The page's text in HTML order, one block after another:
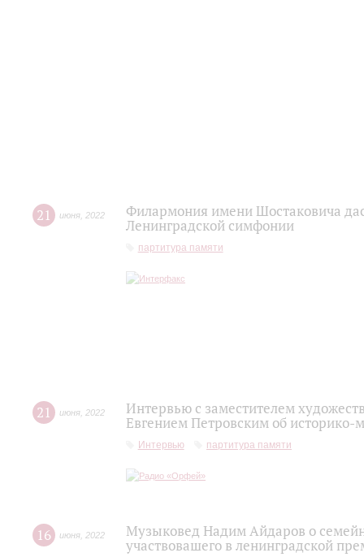
21 июня 2022
Филармония имени Шостаковича
Ленинградской симфонии
партитура памяти
21 июня 2022
Интервью с заместителем
Евгением Петровским об
Интервью партитура памяти
16 июня 2022
Музыковед Надим Айдаров о
участвовашего в ленинградской